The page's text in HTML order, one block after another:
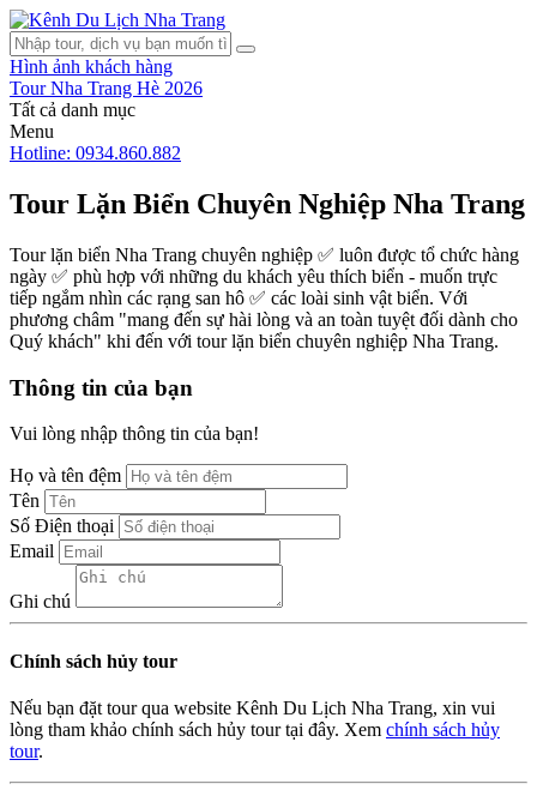
Hình ảnh khách hàng
Tour Nha Trang Hè 2026
Tất cả danh mục
Menu
Hotline: 0934.860.882
Tour Lặn Biển Chuyên Nghiệp Nha Trang
Tour lặn biển Nha Trang chuyên nghiệp ✅ luôn được tổ chức hàng
ngày ✅ phù hợp với những du khách yêu thích biển - muốn trực
tiếp ngắm nhìn các rạng san hô ✅ các loài sinh vật biển. Với
phương châm "mang đến sự hài lòng và an toàn tuyệt đối dành cho
Quý khách" khi đến với tour lặn biển chuyên nghiệp Nha Trang.
Thông tin của bạn
Vui lòng nhập thông tin của bạn!
Họ và tên đệm
Tên
Số Điện thoại
Email
Ghi chú
Chính sách hủy tour
Nếu bạn đặt tour qua website Kênh Du Lịch Nha Trang, xin vui
lòng tham khảo chính sách hủy tour tại đây. Xem chính sách hủy
tour.